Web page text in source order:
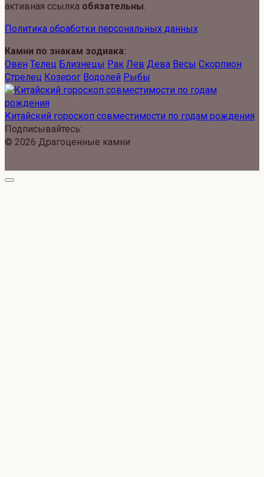
активная ссылка обязательны.
Политика обработки персональных данных
Камни по знакам зодиака:
Овен Телец Близнецы Рак Лев Дева Весы Скорпион
Стрелец Козерог Водолей Рыбы
Китайский гороскоп совместимости по годам рождения
Подписывайтесь:
© 2026 Драгоценные камни